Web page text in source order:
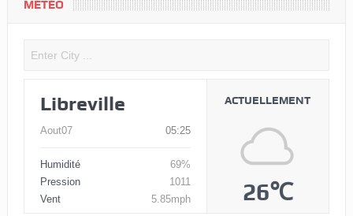
MÉTÉO
Libreville
Aout07 05:25
Humidité
69%
Pression
1011
Vent
5.85mph
ACTUELLEMENT
26℃